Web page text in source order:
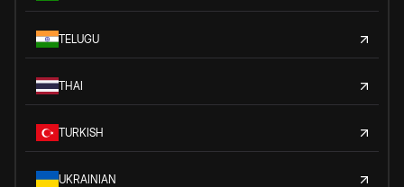
TELUGU
THAI
TURKISH
UKRAINIAN